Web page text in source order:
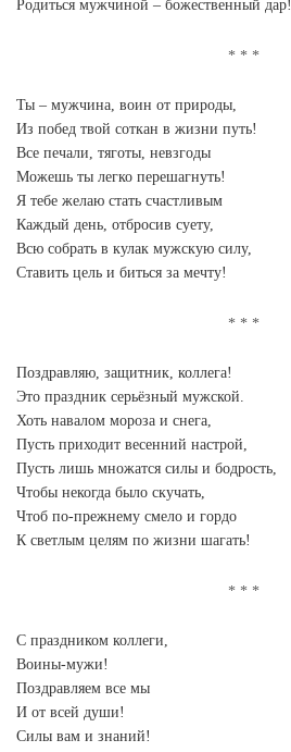
Родиться мужчиной – божественный дар!
Ты – мужчина, воин от природы,
Из побед твой соткан в жизни путь!
Все печали, тяготы, невзгоды
Можешь ты легко перешагнуть!
Я тебе желаю стать счастливым
Каждый день, отбросив суету,
Всю собрать в кулак мужскую силу,
Ставить цель и биться за мечту!
Поздравляю, защитник, коллега!
Это праздник серьёзный мужской.
Хоть навалом мороза и снега,
Пусть приходит весенний настрой,
Пусть лишь множатся силы и бодрость,
Чтобы некогда было скучать,
Чтоб по-прежнему смело и гордо
К светлым целям по жизни шагать!
С праздником коллеги,
Воины-мужи!
Поздравляем все мы
И от всей души!
Силы вам и знаний!